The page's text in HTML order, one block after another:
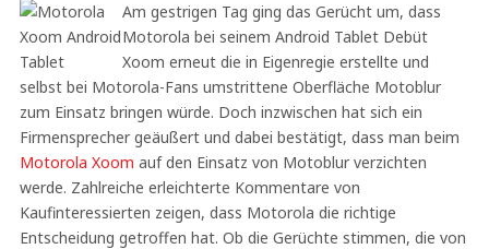
Am gestrigen Tag ging das Gerücht um, dass
Motorola bei seinem Android Tablet Debüt
Xoom erneut die in Eigenregie erstellte und
selbst bei Motorola-Fans umstrittene Oberfläche Motoblur
zum Einsatz bringen würde. Doch inzwischen hat sich ein
Firmensprecher geäußert und dabei bestätigt, dass man beim
Motorola Xoom auf den Einsatz von Motoblur verzichten
werde. Zahlreiche erleichterte Kommentare von
Kaufinteressierten zeigen, dass Motorola die richtige
Entscheidung getroffen hat. Ob die Gerüchte stimmen, die von